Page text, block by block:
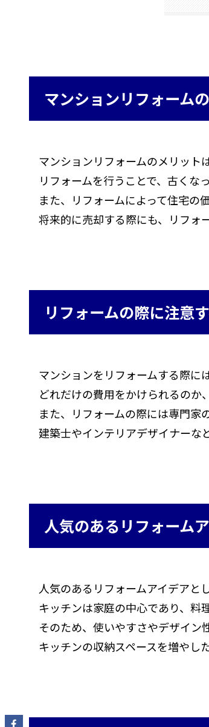
マンションリフォーム
マンションリフォームのメリット
リフォームを行うことで、古くな
また、リフォームによって住宅の
将来的に売却する際にも、リフォ
リフォームの際に注意
マンションをリフォームする際に
どれだけの費用をかけられるのか
また、リフォームの際には専門家
建築士やインテリアデザイナーな
人気のあるリフォーム
人気のあるリフォームアイデアと
キッチンは家庭の中心であり、料
そのため、使いやすさやデザイン
キッチンの収納スペースを増やし